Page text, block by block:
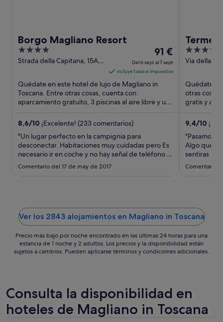
Borgo Magliano Resort
4
out
5
Strada della Capitana, 15A
El
precio
es
de
por
sept
al
91 €
Del 6 sept al 7 sept
incluye tasas e impuestos
Quédate en este hotel de lujo de Magliano in
Toscana. Entre otras cosas, cuenta con
aparcamiento gratuito, 3 piscinas al aire libre y un
8,6/10 ¡Excelente! (233 comentarios)
"Un lugar perfecto en la campignia para
desconectar. Habitaciones muy cuidadas pero Es
necesario ir en coche y no hay señal de teléfono ni
WiFi en las habitaciones."
Comentario del 17 de may de 2017
Terme
Golf
of the
5
out
5
Via della
Quédate
otras
gratis y
9,4/10
"Pasamos
Algo que
sentiras un
era de la
Comentario
Ver los 2843 alojamientos en Magliano in Toscana
Precio más bajo por noche encontrado en las últimas 24 horas para una
estancia de 1 noche y 2 adultos. Los precios y la disponibilidad están
sujetos a cambios. Pueden aplicarse términos y condiciones adicionales.
Consulta la disponibilidad en
hoteles de Magliano in Toscana